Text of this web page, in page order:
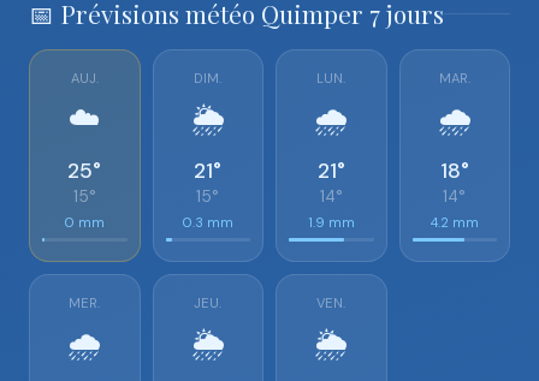
📅 Prévisions météo Quimper 7 jours
AUJ.
☁️
25°
15°
0 mm
DIM.
🌦️
21°
15°
0.3 mm
LUN.
🌧️
21°
14°
1.9 mm
MAR.
🌧️
18°
14°
4.2 mm
MER.
🌧️
JEU.
🌦️
VEN.
🌦️